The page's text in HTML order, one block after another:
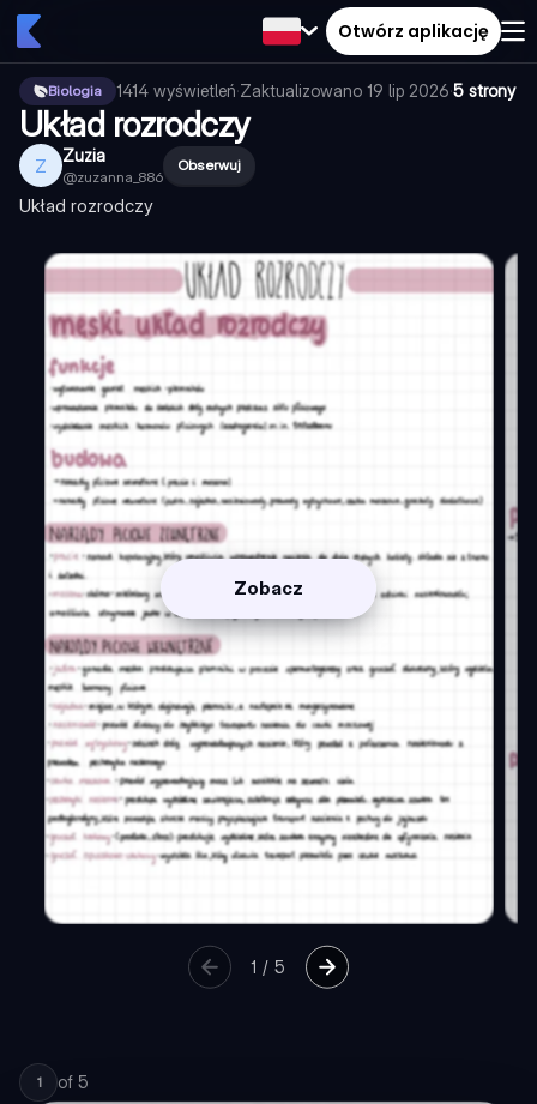
Otwórz aplikację
Biologia 1414 wyświetleń·Zaktualizowano 19 lip 2026·5 strony
Układ rozrodczy
Z Zuzia
@zuzanna_886
Obserwuj
Układ rozrodczy
Zobacz
1 /5
1 of 5